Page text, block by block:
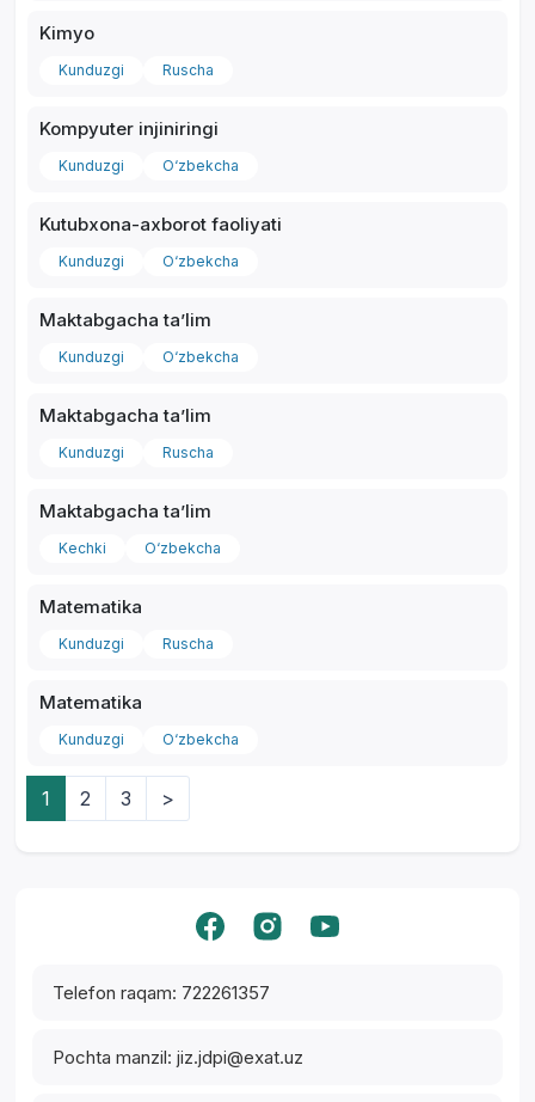
Telefon raqam: 722261357
Pochta manzil: jiz.jdpi@exat.uz
Kimyo
Kunduzgi Ruscha
Kompyuter injiniringi
Kunduzgi O‘zbekcha
Kutubxona-axborot faoliyati
Kunduzgi O‘zbekcha
Maktabgacha taʼlim
Kunduzgi O‘zbekcha
Maktabgacha taʼlim
Kunduzgi Ruscha
Maktabgacha taʼlim
Kechki O‘zbekcha
Matematika
Kunduzgi Ruscha
Matematika
Kunduzgi O‘zbekcha
1 2 3 >